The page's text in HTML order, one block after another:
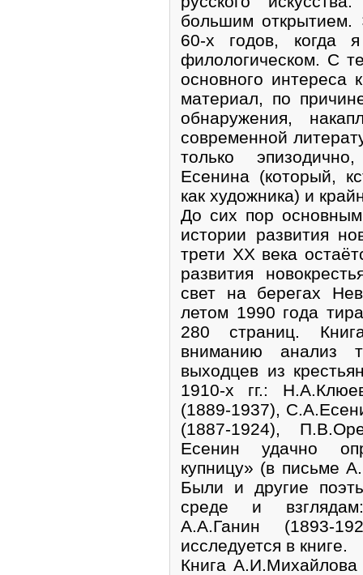
большим
60-х годов, когда
филологическом. С
основного интереса
материал, по
обнаружения,
современной
только
Есенина (который,
как художника) и
До сих пор
истории развития
трети XX века
развития
свет на берегах
летом 1990 года
280 страниц.
вниманию анализ
выходцев из
1910-х гг.:
(1889-1937),
(1887-1924),
Есенин удачно
купницу» (в письме
Были и другие
среде и
А.А.Ганин (1893-
исследуется в книге.
Книга А.И.Михайлова